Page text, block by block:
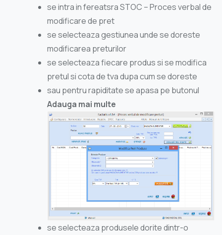
se intra in fereatsra STOC – Proces verbal de
modificare de pret
se selecteaza gestiunea unde se doreste
modificarea preturilor
se selecteaza fiecare produs si se modifica
pretul si cota de tva dupa cum se doreste
sau pentru rapiditate se apasa pe butonul
Adauga mai multe
se selecteaza produsele dorite dintr-o